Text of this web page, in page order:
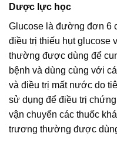
Dược lực học
Glucose là đường đơn 6
điều trị thiếu hụt glucose
thường được dùng để
bệnh và dùng cùng với
và điều trị mất nước do
sử dụng để điều trị
vận chuyển các thuốc
trương thường được